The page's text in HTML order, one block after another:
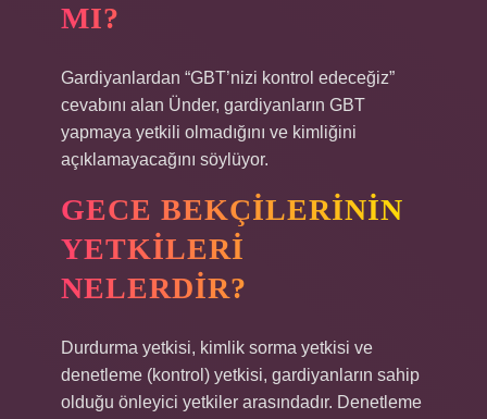
MI?
Gardiyanlardan “GBT’nizi kontrol edeceğiz”
cevabını alan Ünder, gardiyanların GBT
yapmaya yetkili olmadığını ve kimliğini
açıklamayacağını söylüyor.
GECE BEKÇILERININ
YETKILERI
NELERDIR?
Durdurma yetkisi, kimlik sorma yetkisi ve
denetleme (kontrol) yetkisi, gardiyanların sahip
olduğu önleyici yetkiler arasındadır. Denetleme